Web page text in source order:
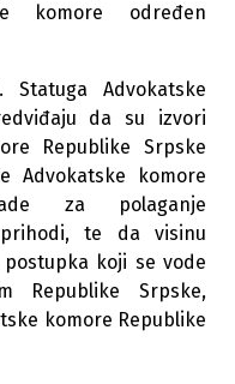
komore određen
Statuga Advokatske
da su izvori
Republike Srpske
Advokatske komore
za polaganje
te da visinu
koji se vode
Republike Srpske,
komore Republike